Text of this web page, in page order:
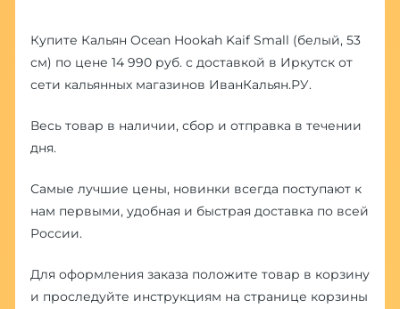
Купите Кальян Ocean Hookah Kaif Small (белый, 53
см) по цене 14 990 руб. с доставкой в Иркутск от
сети кальянных магазинов ИванКальян.РУ.
Весь товар в наличии, сбор и отправка в течении
дня.
Самые лучшие цены, новинки всегда поступают к
нам первыми, удобная и быстрая доставка по всей
России.
Для оформления заказа положите товар в корзину
и проследуйте инструкциям на странице корзины